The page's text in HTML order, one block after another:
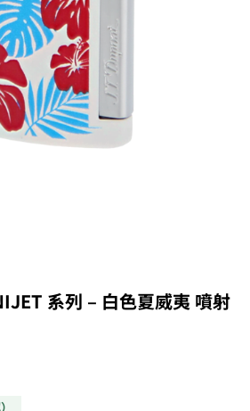
系列 – 白色夏威夷 噴射